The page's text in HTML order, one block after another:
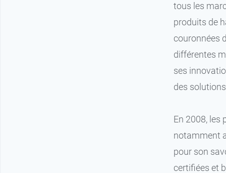
tous les
produits de
couronnées
différentes
ses
des
En 2008, les
notamment
pour son
certifiées et